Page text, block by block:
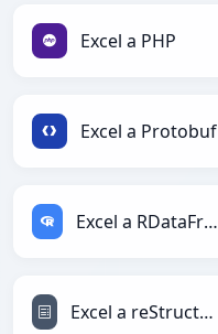
Excel a PHP
Excel a Protobuf
Excel a RDataFrame
Excel a reStructuredText